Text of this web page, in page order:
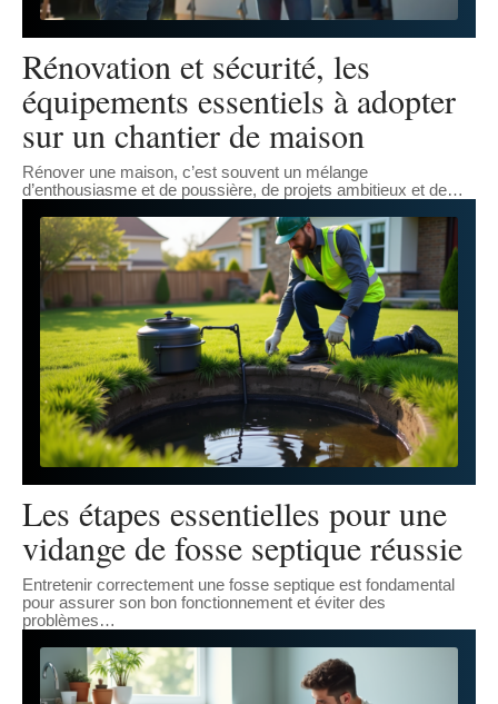
Rénovation et sécurité, les
équipements essentiels à adopter
sur un chantier de maison
Rénover une maison, c’est souvent un mélange
d’enthousiasme et de poussière, de projets ambitieux et de…
Les étapes essentielles pour une
vidange de fosse septique réussie
Entretenir correctement une fosse septique est fondamental
pour assurer son bon fonctionnement et éviter des
problèmes…